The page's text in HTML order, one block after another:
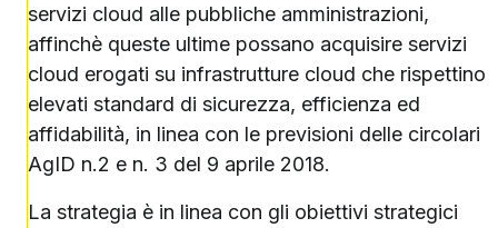
servizi cloud alle pubbliche amministrazioni,
affinchè queste ultime possano acquisire servizi
cloud erogati su infrastrutture cloud che rispettino
elevati standard di sicurezza, efficienza ed
affidabilità, in linea con le previsioni delle circolari
AgID n.2 e n. 3 del 9 aprile 2018.
La strategia è in linea con gli obiettivi strategici